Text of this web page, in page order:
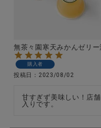
無茶々園寒天みかんゼリ
購入者
投稿日 2023/08/02
甘すぎず美味しい！店
入りです。